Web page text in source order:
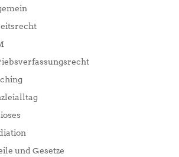
und Gesetze